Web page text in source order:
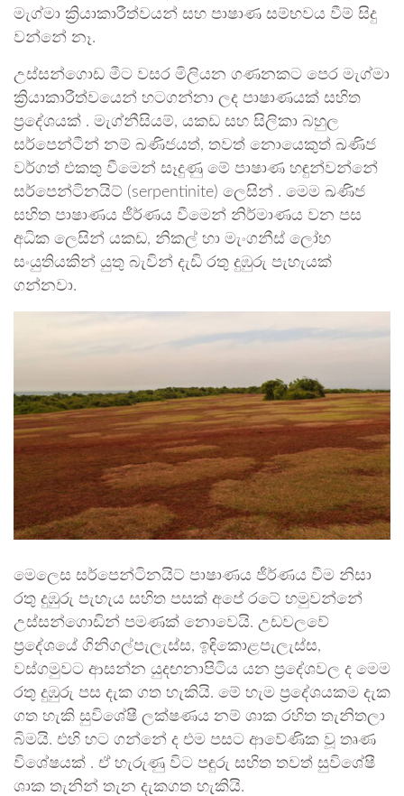
මැග්මා ක්‍රියාකාරීත්වයන් සහ පාෂාණ සම්භවය වීම් සිදු
වන්නේ නෑ.
උස්සන්ගොඩ මීට වසර මිලියන ගණනකට පෙර මැග්මා
ක්‍රියාකාරීත්වයෙන් හටගන්නා ලද පාෂාණයක් සහිත
ප්‍රදේශයක් . මැග්නීසියම්, යකඩ සහ සිලිකා බහුල
සර්පෙන්ටීන් නම් ඛණිජයත්, තවත් නොයෙකුත් ඛණිජ
වර්ගත් එකතු වීමෙන් සෑදුණු මේ පාෂාණ හඳුන්වන්නේ
සර්පෙන්ටිනයිට් (serpentinite) ලෙසින් . මෙම ඛණිජ
සහිත පාෂාණය ජීර්ණය වීමෙන් නිර්මාණය වන පස
අධික ලෙසින් යකඩ, නිකල් හා මැංගනීස් ලෝහ
සංයුතියකින් යුතු බැවින් දැඩි රතු දුඹුරු පැහැයක්
ගන්නවා.
මෙලෙස සර්පෙන්ටිනයිට් පාෂාණය ජීර්ණය වීම නිසා
රතු දුඹුරු පැහැය සහිත පසක් අපේ රටේ හමුවන්නේ
උස්සන්ගොඩින් පමණක් නොවෙයි. උඩවලවේ
ප්‍රදේශයේ ගිනිගල්පැලැස්ස, ඉඳිකොළපැලැස්ස,
වස්ගමුවට ආසන්න යුදඟනාපිටිය යන ප්‍රදේශවල ද මෙම
රතු දුඹුරු පස දැක ගත හැකියි. මේ හැම ප්‍රදේශයකම දැක
ගත හැකි සුවිශේෂී ලක්ෂණය නම් ශාක රහිත තැනිතලා
බිමයි. එහි හට ගන්නේ ද එම පසට ආවේණික වූ තෘණ
විශේෂයක් . ඒ හැරුණු විට පඳුරු සහිත තවත් සුවිශේෂී
ශාක තැනින් තැන දැකගත හැකියි.